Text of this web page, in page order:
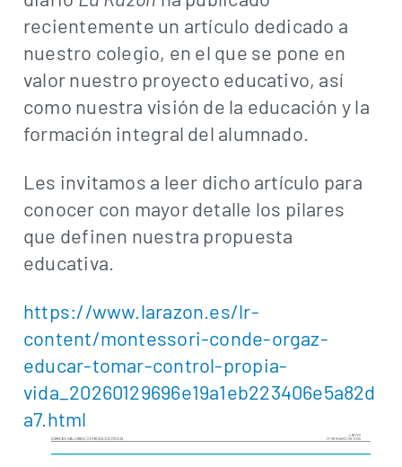
recientemente un artículo dedicado a
nuestro colegio, en el que se pone en
valor nuestro proyecto educativo, así
como nuestra visión de la educación y la
formación integral del alumnado.
Les invitamos a leer dicho artículo para
conocer con mayor detalle los pilares
que definen nuestra propuesta
educativa.
https://www.larazon.es/lr-
content/montessori-conde-orgaz-
educar-tomar-control-propia-
vida_20260129696e19a1eb223406e5a82d
a7.html